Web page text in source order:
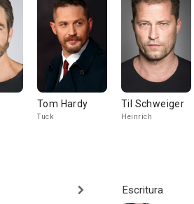
Tom Hardy
Tuck
Til Schweiger
Heinrich
Escritura